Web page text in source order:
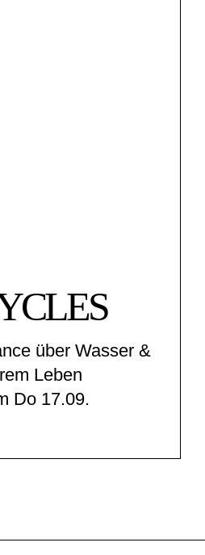
über Wasser &
Leben
Do 17.09.